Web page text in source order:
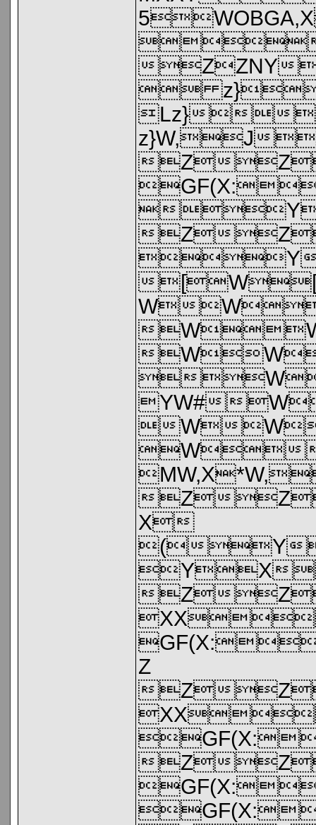

ZZNY

Lz}
z}W,J
Z

Z
Y
W

YW#
W
W
Z
X
(Y
YX
Z
Z
Z
Z